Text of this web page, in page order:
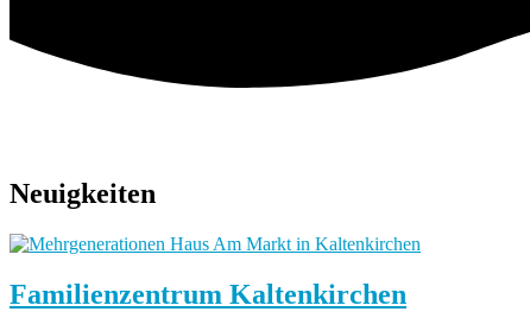
Neuigkeiten
Familienzentrum Kaltenkirchen